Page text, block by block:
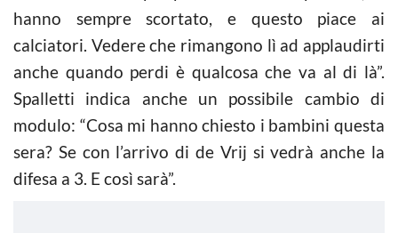
hanno sempre scortato, e questo piace ai
calciatori. Vedere che rimangono lì ad applaudirti
anche quando perdi è qualcosa che va al di là”.
Spalletti indica anche un possibile cambio di
modulo: “Cosa mi hanno chiesto i bambini questa
sera? Se con l’arrivo di de Vrij si vedrà anche la
difesa a 3. E così sarà”.